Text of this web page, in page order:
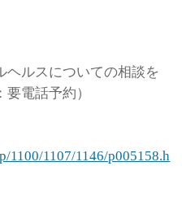
ヘルスについての相談を
電話予約）
1100/1107/1146/p005158.h